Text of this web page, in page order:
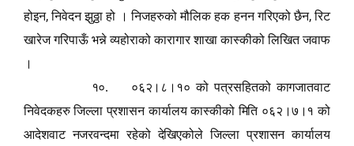
होइन,निवेदन झुठ्ठा हो । निजहरुको मौलिक हक हनन गरिएको छैन,रिट
खारेज गरिपाऊँ भन्ने व्यहोराको कारागार शाखा कास्कीको लिखित जवाफ
।
१०. ०६२।८।१० को पत्रसहितको कागजातवाट
निवेदकहरु जिल्ला प्रशासन कार्यालय कास्कीको मिति ०६२।७।१ को
आदेशवाट नजरवन्दमा रहेको देखिएकोले जिल्ला प्रशासन कार्यालय